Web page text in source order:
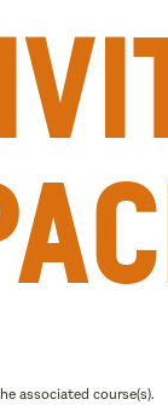
associated course(s).